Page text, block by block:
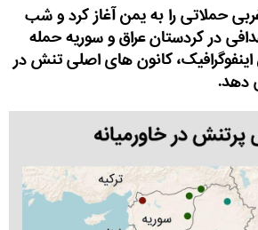
حملاتی را به یمن آغاز کرد و شب
در کردستان عراق و سوریه حمله
کانون های اصلی تنش در
دهد.